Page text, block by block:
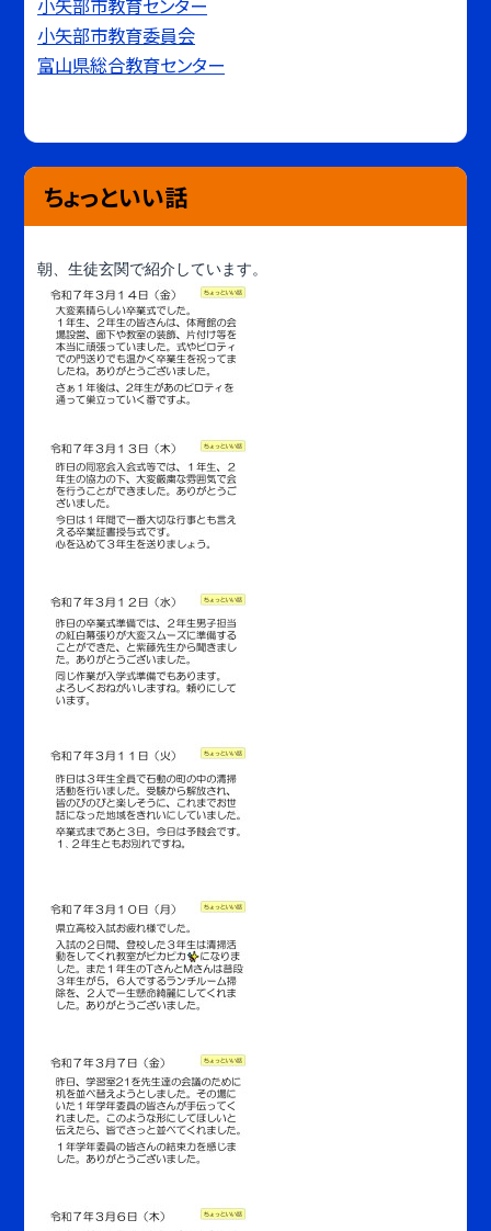
小矢部市教育センター
小矢部市教育委員会
富山県総合教育センター
ちょっといい話
朝、生徒玄関で紹介しています。